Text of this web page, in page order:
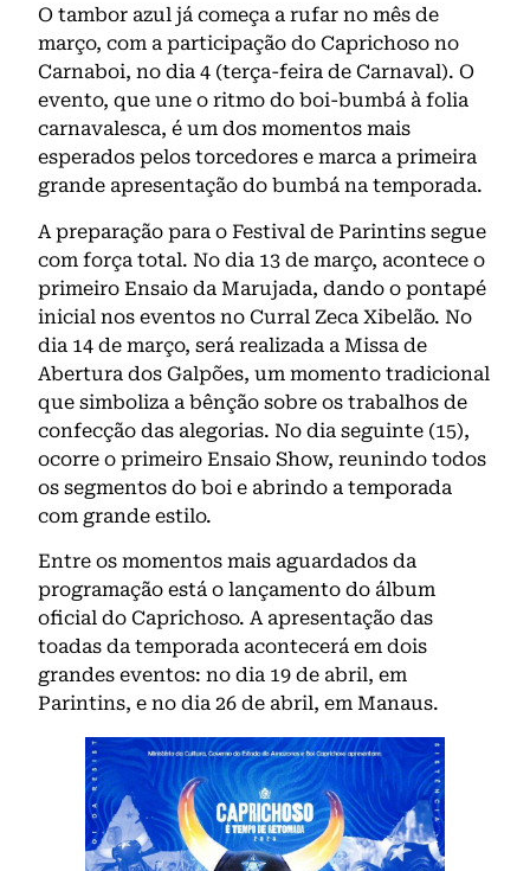
O tambor azul já começa a rufar no mês de
março, com a participação do Caprichoso no
Carnaboi, no dia 4 (terça-feira de Carnaval). O
evento, que une o ritmo do boi-bumbá à folia
carnavalesca, é um dos momentos mais
esperados pelos torcedores e marca a primeira
grande apresentação do bumbá na temporada.
A preparação para o Festival de Parintins segue
com força total. No dia 13 de março, acontece o
primeiro Ensaio da Marujada, dando o pontapé
inicial nos eventos no Curral Zeca Xibelão. No
dia 14 de março, será realizada a Missa de
Abertura dos Galpões, um momento tradicional
que simboliza a bênção sobre os trabalhos de
confecção das alegorias. No dia seguinte (15),
ocorre o primeiro Ensaio Show, reunindo todos
os segmentos do boi e abrindo a temporada
com grande estilo.
Entre os momentos mais aguardados da
programação está o lançamento do álbum
oficial do Caprichoso. A apresentação das
toadas da temporada acontecerá em dois
grandes eventos: no dia 19 de abril, em
Parintins, e no dia 26 de abril, em Manaus.